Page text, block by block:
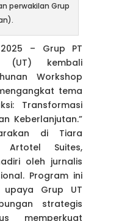
perwakilan Grup
– Grup PT
(UT) kembali
Workshop
tema
Transformasi
Keberlanjutan.”
di Tiara
Artotel Suites,
oleh jurnalis
Program ini
Grup UT
strategis
memperkuat